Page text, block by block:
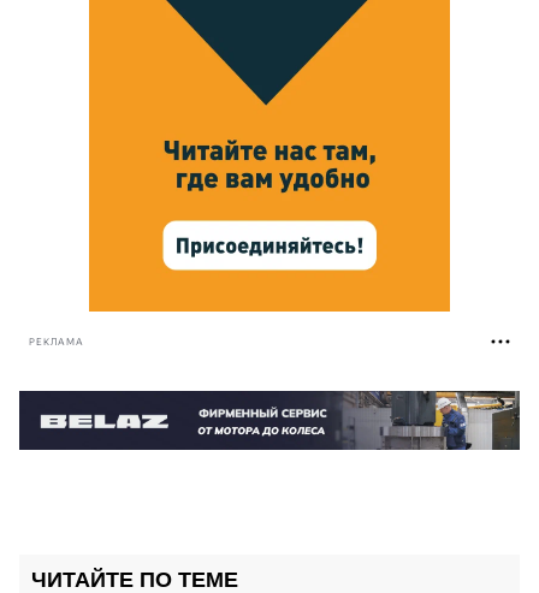
РЕКЛАМА
ЧИТАЙТЕ ПО ТЕМЕ